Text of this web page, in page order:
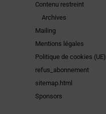
Contenu restreint
Archives
Mailing
Mentions légales
Politique de cookies (UE)
refus_abonnement
sitemap.html
Sponsors